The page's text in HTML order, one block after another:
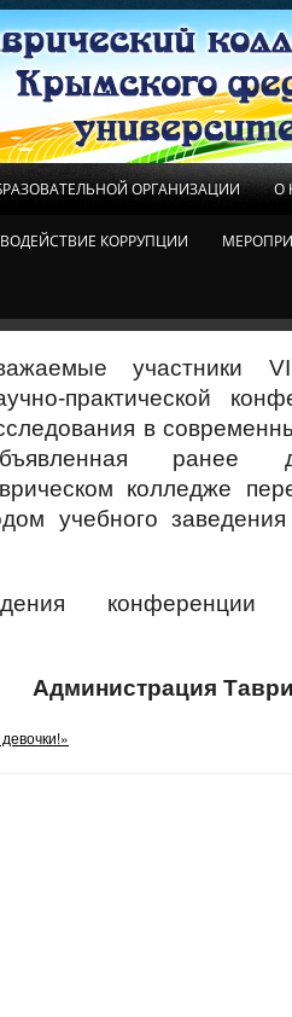
ОРГАНИЗАЦИИ О
КОРРУПЦИИ
участники
практической
в
ранее
колледже
учебного
конференции
Администрация